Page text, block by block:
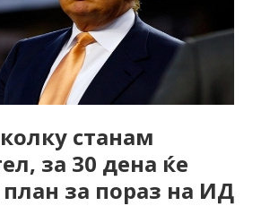
станам
за 30 дена ќе
за пораз на ИД